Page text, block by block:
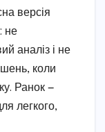
версія
не
аналіз і не
коли
Ранок —
легкого,